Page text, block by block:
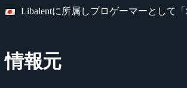
Libalentに所属しプロゲーマーとして
情報元